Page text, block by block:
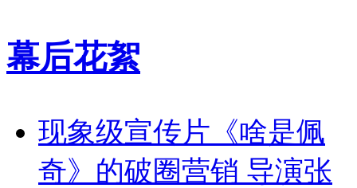
幕后花絮
现象级宣传片《啥是佩
奇》的破圈营销 导演张